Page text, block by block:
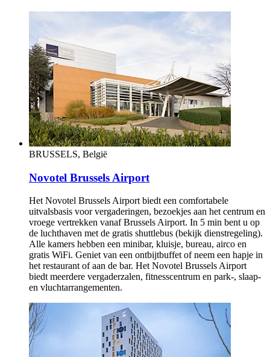
____________
Voor een bewuste, authentieke en ethische ontbijtervaring!